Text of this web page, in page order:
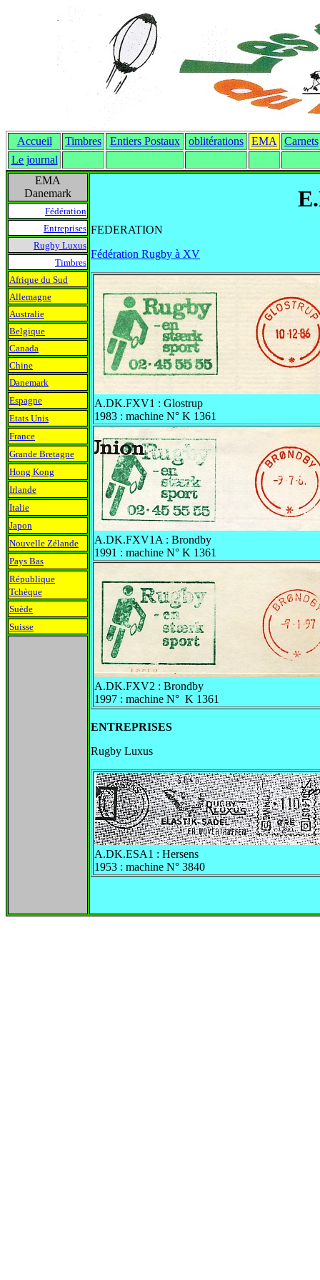
Accueil Timbres Entiers Postaux oblitérations EMA
Carnets
Le journal
EMA
Danemark
FEDERATION
Fédération Rugby à XV
A.DK.FXV1 : Glostrup
1983 : machine N° K 1361
A.DK.FXV1A : Brondby
1991 : machine N° K 1361
A.DK.FXV2 : Brondby
1997 : machine N° K 1361
ENTREPRISES
Rugby Luxus
A.DK.ESA1 : Hersens
1953 : machine N° 3840
Fédération
Entreprises
Rugby Luxus
Timbres
Afrique du Sud
Allemagne
Australie
Belgique
Canada
Chine
Danemark
Espagne
Etats Unis
France
Grande Bretagne
Hong Kong
Irlande
Italie
Japon
Nouvelle Zélande
Pays Bas
République
Tchèque
Suède
Suisse